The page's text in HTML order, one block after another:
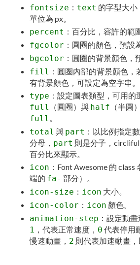
fontsize ： text 的字型大小
單位為 px。
percent ：百分比，容許的範
fgcolor ：圓圈的顏色，預設
bgcolor ：圓圈的背景顏色，
fill ：圓圈內部的背景顏色，
有背景顏色，可設定為空字串。
type ：設定圖表類型，可用的
full （圓圈）與 half （半圓
full 。
total 與 part ：以比例指定數
分母， part 則是分子，
百分比來顯示。
icon ：Font Awesome 的 class
端的 fa- 部分）。
icon-size ： icon 大小。
icon-color ： icon 顏色。
animation-step ：設定動
1
，代表正常速度， 0 代表停用
慢速動畫， 2 則代表加速動畫，